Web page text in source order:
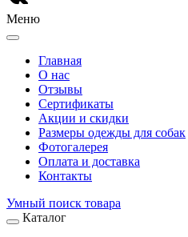
Меню
Главная
О нас
Отзывы
Сертификаты
Акции и скидки
Размеры одежды для собак
Фотогалерея
Оплата и доставка
Контакты
Умный поиск товара
Каталог